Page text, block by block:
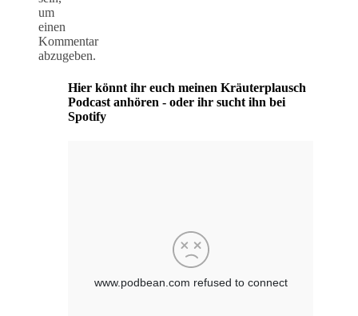
um
einen
Kommentar
abzugeben.
Hier könnt ihr euch meinen Kräuterplausch
Podcast anhören - oder ihr sucht ihn bei
Spotify